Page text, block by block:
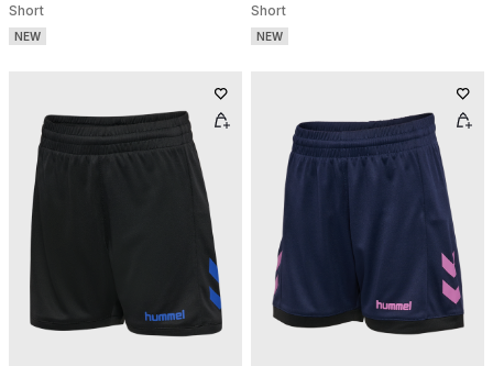
Short
NEW
Short
NEW